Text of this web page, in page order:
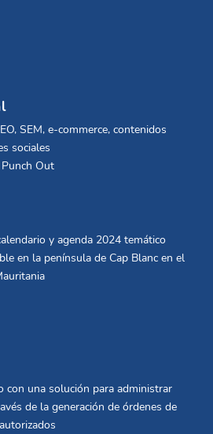
SEM, e-commerce, contenidos
sociales
Out
y agenda 2024 temático
en la península de Cap Blanc en el
con una solución para administrar
de la generación de órdenes de